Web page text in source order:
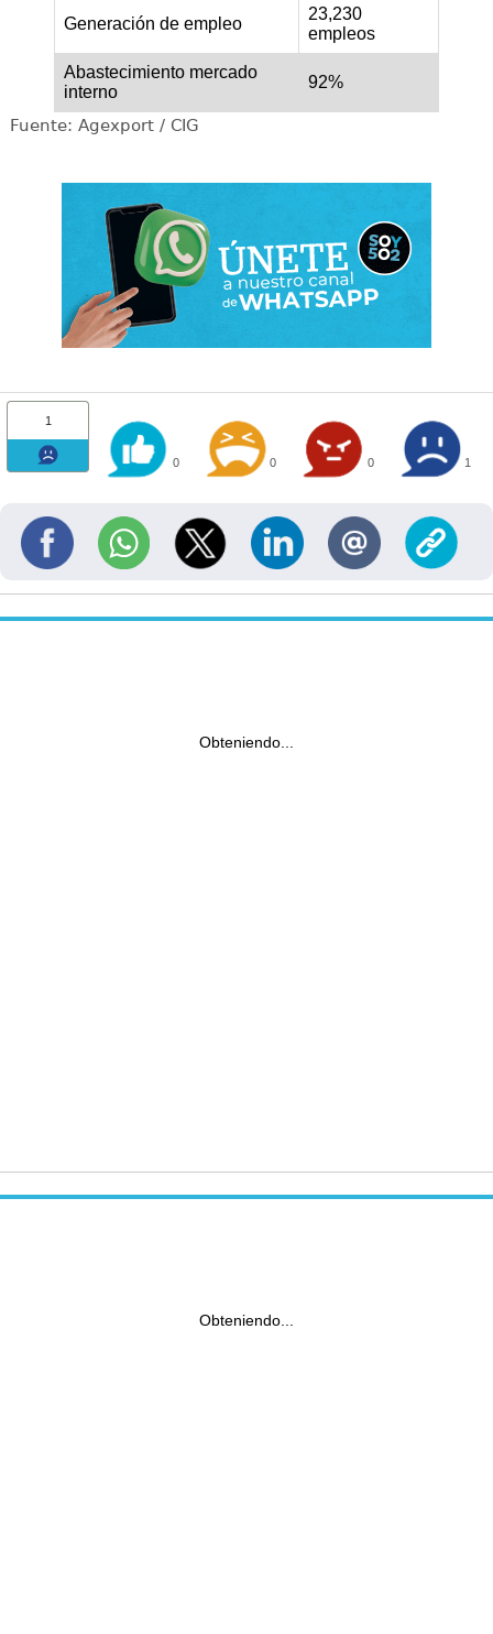
Generación de empleo
23,230
empleos
Abastecimiento mercado
interno
92%
Fuente: Agexport / CIG
1
0 0 0 1
Obteniendo...
Obteniendo...